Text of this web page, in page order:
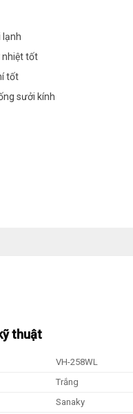
lạnh
nhiệt tốt
tốt
sưởi kính
thuật
VH-258WL
Trắng
Sanaky